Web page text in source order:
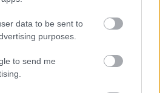
data to be sent to
purposes.
to send me
NÉVNAP?
névnapja augusztus 21-énvan.
Magyarországon